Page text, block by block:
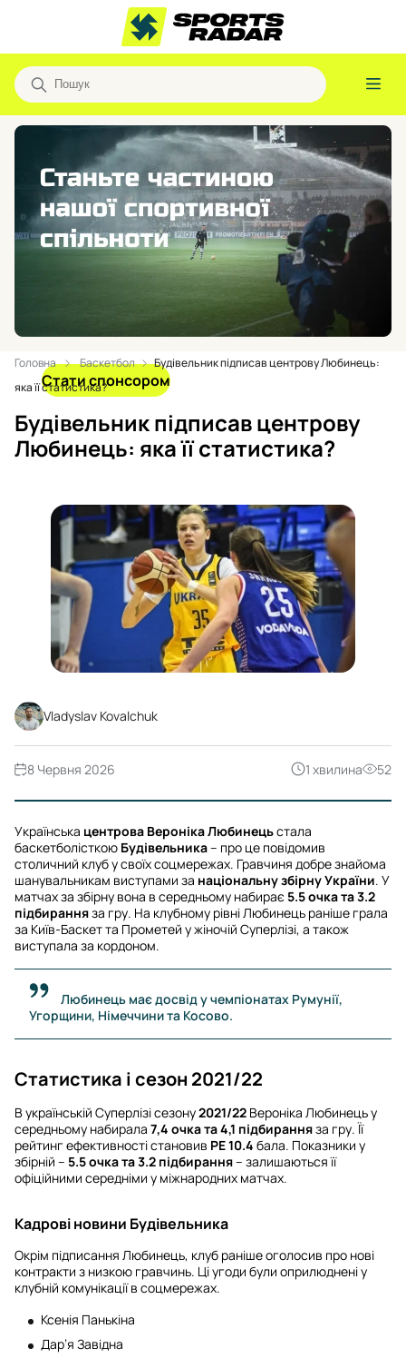
Стати спонсором
Головна Баскетбол
Будівельник підписав центрову Любинець:
яка її статистика?
Будівельник підписав центрову
Любинець: яка її статистика?
Vladyslav Kovalchuk
1 хвилина 52
8 Червня 2026
Українська центрова Вероніка Любинецьстала
баскетболісткою Будівельника– про це повідомив
столичний клуб у своїх соцмережах. Гравчиня добре знайома
шанувальникам виступами за національну збірну України. У
матчах за збірну вона в середньому набирає 5.5 очка та 3.2
підбиранняза гру. На клубному рівні Любинець раніше грала
за Київ-Баскет та Прометей у жіночій Суперлізі, а також
виступала за кордоном.
Любинець має досвід у чемпіонатах Румунії,
Угорщини, Німеччини та Косово.
Статистика і сезон 2021/22
В українській Суперлізі сезону2021/22 Вероніка Любинець у
середньому набирала 7,4 очка та 4,1 підбиранняза гру. Її
рейтинг ефективності становив РЕ 10.4 бала. Показники у
збірній – 5.5 очка та 3.2 підбирання– залишаються її
офіційними середніми у міжнародних матчах.
Кадрові новини Будівельника
Окрім підписання Любинець, клуб раніше оголосив про нові
контракти з низкою гравчинь. Ці угоди були оприлюднені у
клубній комунікації в соцмережах.
Ксенія Панькіна
Дар’я Завідна